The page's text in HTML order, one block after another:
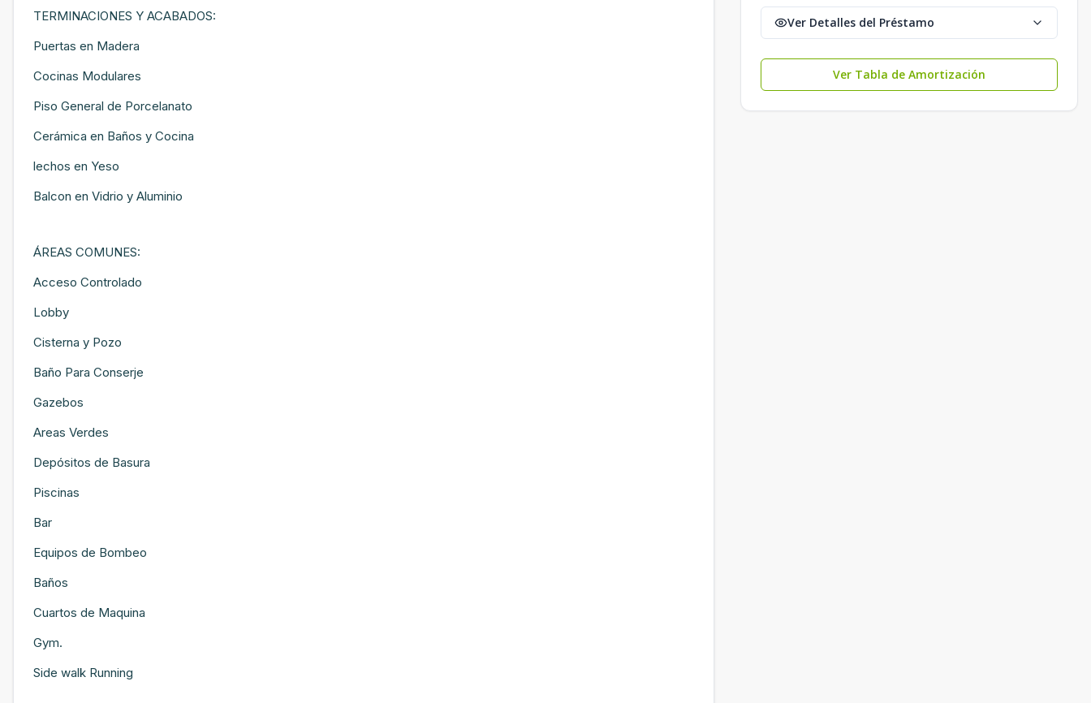
TERMINACIONES Y ACABADOS:
Puertas en Madera
Cocinas Modulares
Piso General de Porcelanato
Cerámica en Baños y Cocina
lechos en Yeso
Balcon en Vidrio y Aluminio
ÁREAS COMUNES:
Acceso Controlado
Lobby
Cisterna y Pozo
Baño Para Conserje
Gazebos
Areas Verdes
Depósitos de Basura
Piscinas
Bar
Equipos de Bombeo
Baños
Cuartos de Maquina
Gym.
Side walk Running
Ver Detalles del Préstamo
Ver Tabla de Amortización